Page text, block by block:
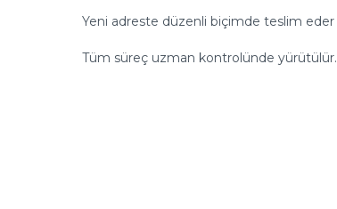
Yeni adreste düzenli biçimde teslim eder
Tüm süreç uzman kontrolünde yürütülür.